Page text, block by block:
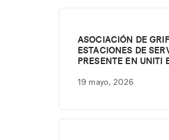
ASOCIACIÓN DE
ESTACIONES DE
PRESENTE EN UNITI
19 mayo, 2026